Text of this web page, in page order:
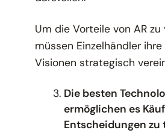
Um die Vorteile von AR zu
müssen Einzelhändler
Visionen strategisch
Die besten
ermöglichen es
Entscheidungen zu